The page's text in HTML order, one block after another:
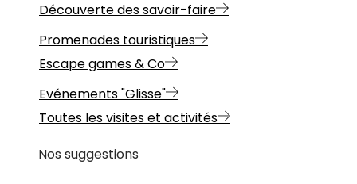
Découverte des savoir-faire
Promenades touristiques
Escape games & Co
Evénements "Glisse"
Toutes les visites et activités
Nos suggestions